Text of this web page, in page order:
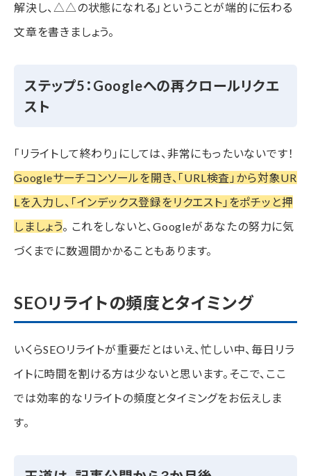
解決し、△△の状態になれる」ということが端的に伝わる
文章を書きましょう。
ステップ5：Googleへの再クロールリクエ
スト
「リライトして終わり」にしては、非常にもったいないです！
Googleサーチコンソールを開き、「URL検査」から対象UR
Lを入力し、「インデックス登録をリクエスト」をポチッと押
しましょう。 これをしないと、Googleがあなたの努力に気
づくまでに数週間かかることもあります。
SEOリライトの頻度とタイミング
いくらSEOリライトが重要だとはいえ、忙しい中、毎日リラ
イトに時間を割ける方は少ないと思います。そこで、ここ
では効率的なリライトの頻度とタイミングをお伝えしま
す。